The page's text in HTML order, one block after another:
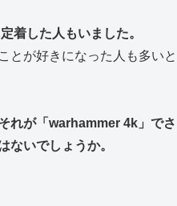
着した人もいました。
とが好きになった人も多いと
れが「warhammer 4k」でさ
ないでしょうか。